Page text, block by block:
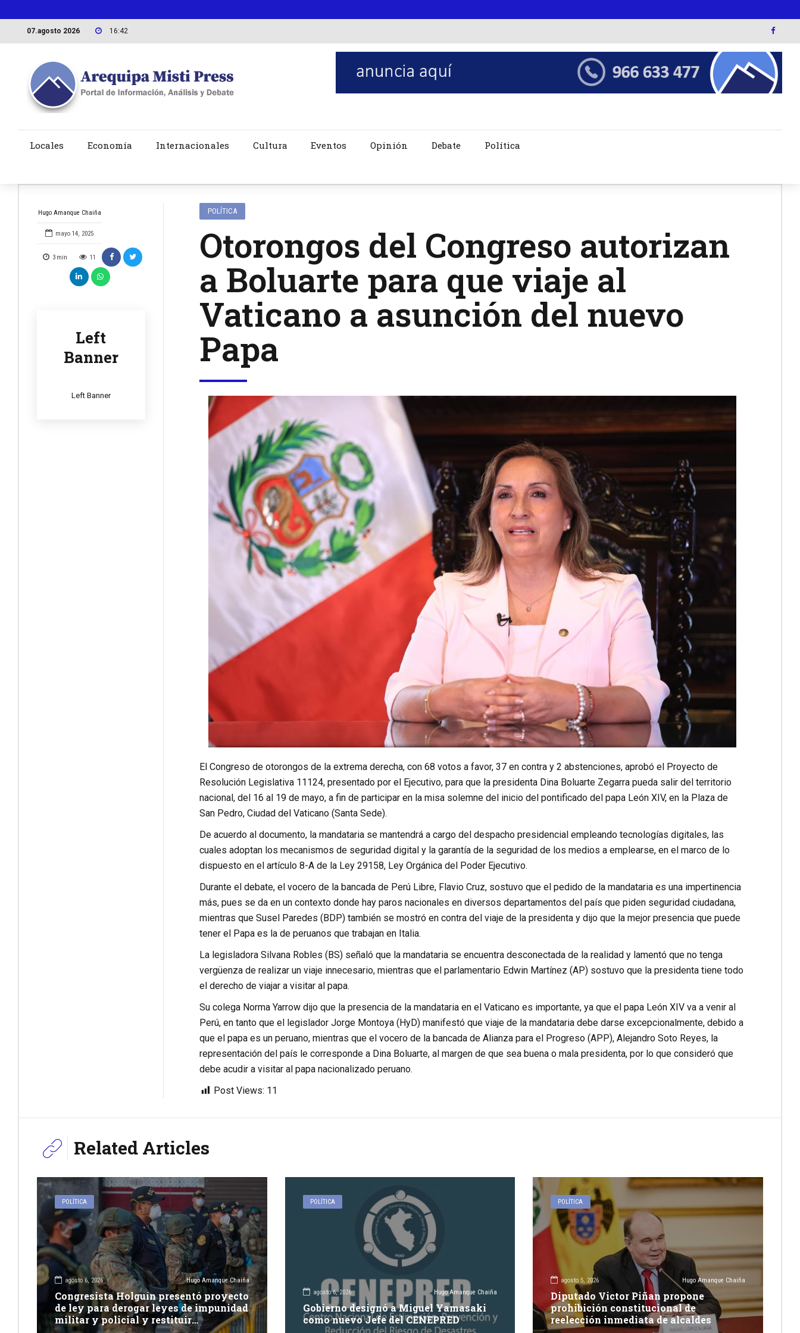
07.agosto 2026 16:42
Locales Economía Internacionales Cultura Eventos Opinión Debate Política
Hugo Amanque Chaiña
mayo 14, 2025
3 min 11
Left
Banner
Left Banner
POLÍTICA
Otorongos del Congreso autorizan
a Boluarte para que viaje al
Vaticano a asunción del nuevo
Papa
El Congreso de otorongos de la extrema derecha, con 68 votos a favor, 37 en contra y 2 abstenciones, aprobó el Proyecto de
Resolución Legislativa 11124, presentado por el Ejecutivo, para que la presidenta Dina Boluarte Zegarra pueda salir del territorio
nacional, del 16 al 19 de mayo, a fin de participar en la misa solemne del inicio del pontificado del papa León XIV, en la Plaza de
San Pedro, Ciudad del Vaticano (Santa Sede).
De acuerdo al documento, la mandataria se mantendrá a cargo del despacho presidencial empleando tecnologías digitales, las
cuales adoptan los mecanismos de seguridad digital y la garantía de la seguridad de los medios a emplearse, en el marco de lo
dispuesto en el artículo 8-A de la Ley 29158, Ley Orgánica del Poder Ejecutivo.
Durante el debate, el vocero de la bancada de Perú Libre, Flavio Cruz, sostuvo que el pedido de la mandataria es una impertinencia
más, pues se da en un contexto donde hay paros nacionales en diversos departamentos del país que piden seguridad ciudadana,
mientras que Susel Paredes (BDP) también se mostró en contra del viaje de la presidenta y dijo que la mejor presencia que puede
tener el Papa es la de peruanos que trabajan en Italia.
La legisladora Silvana Robles (BS) señaló que la mandataria se encuentra desconectada de la realidad y lamentó que no tenga
vergüenza de realizar un viaje innecesario, mientras que el parlamentario Edwin Martínez (AP) sostuvo que la presidenta tiene todo
el derecho de viajar a visitar al papa.
Su colega Norma Yarrow dijo que la presencia de la mandataria en el Vaticano es importante, ya que el papa León XIV va a venir al
Perú, en tanto que el legislador Jorge Montoya (HyD) manifestó que viaje de la mandataria debe darse excepcionalmente, debido a
que el papa es un peruano, mientras que el vocero de la bancada de Alianza para el Progreso (APP), Alejandro Soto Reyes, la
representación del país le corresponde a Dina Boluarte, al margen de que sea buena o mala presidenta, por lo que consideró que
debe acudir a visitar al papa nacionalizado peruano.
Post Views: 11
Related Articles
POLÍTICA
agosto 6, 2026 Hugo Amanque Chaiña
Congresista Holguín presentó proyecto
de ley para derogar leyes de impunidad
militar y policial y restituir
POLÍTICA
agosto 6, 2026 Hugo Amanque Chaiña
Gobierno designó a Miguel Yamasaki
como nuevo Jefe del CENEPRED
POLÍTICA
agosto 5, 2026 Hugo Amanque Chaiña
Diputado Victor Piñan propone
prohibición constitucional de
reelección inmediata de alcaldes